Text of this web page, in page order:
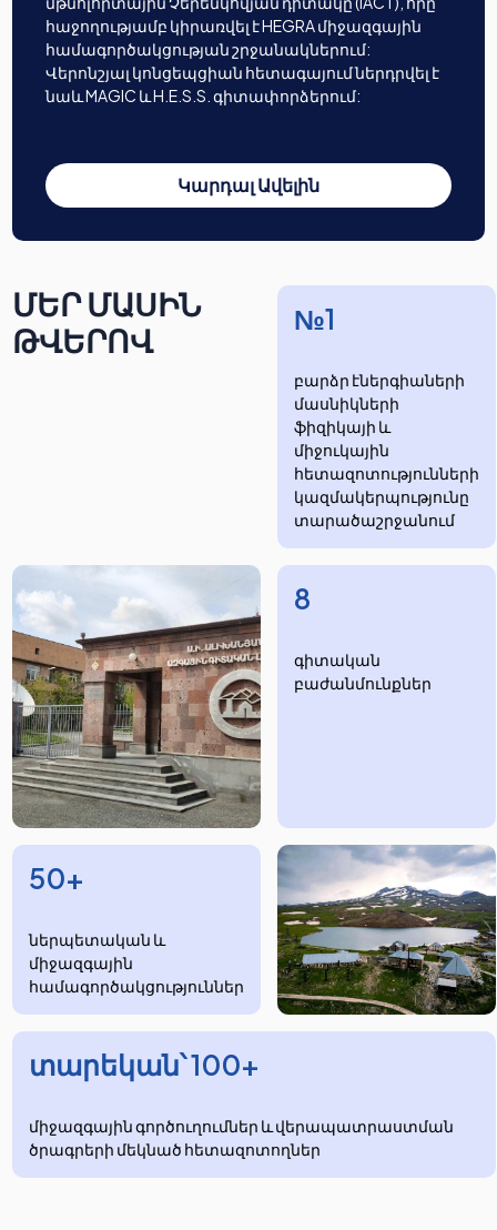
հաջողությամբ կիրառվել է HEGRA միջազգային
համագործակցության շրջանակներում:
Վերոնշյալ կոնցեպցիան հետագայում ներդրվել է
նաև MAGIC և H.E.S.S. գիտափորձերում:
Կարդալ Ավելին
ՄԵՐ ՄԱՍԻՆ
ԹՎԵՐՈՎ
№1
բարձր էներգիաների
մասնիկների
ֆիզիկայի և
միջուկային
հետազոտությունների
​​​​կազմակերպությունը
տարածաշրջանում
8
​​​գիտական
բաժանմունքներ
50+
ներպետական և
միջազգային
համագործակցություններ
տարեկան՝ 100+
միջազգային գործուղումներ և վերապատրաստման
ծրագրերի մեկնած հետազոտողներ